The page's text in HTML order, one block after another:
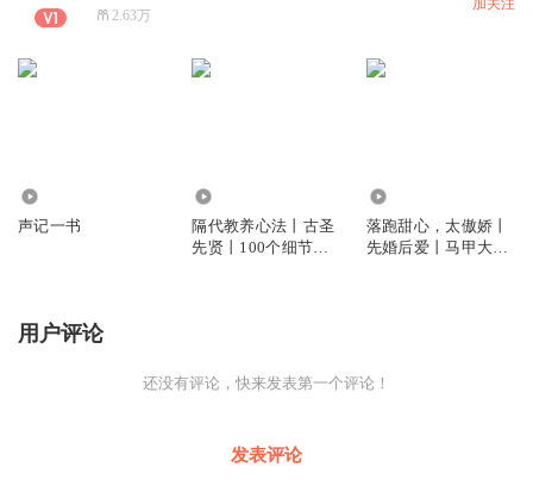
2.63万
加关注
声记一书
隔代教养心法丨古圣
先贤丨100个细节丨
落跑甜心，太傲娇丨
先婚后爱丨马甲大佬
用户评论
还没有评论，快来发表第一个评论！
发表评论